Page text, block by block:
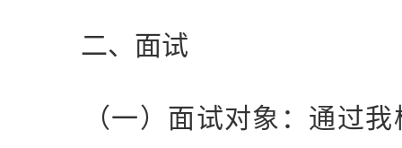
二、面试
（一）面试对象：通过我